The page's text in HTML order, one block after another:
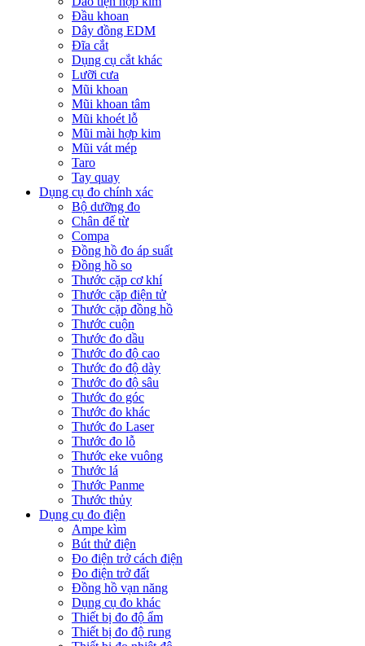
Đầu khoan
Dây đồng EDM
Đĩa cắt
Dụng cụ cắt khác
Lưỡi cưa
Mũi khoan
Mũi khoan tâm
Mũi khoét lỗ
Mũi mài hợp kim
Mũi vát mép
Taro
Tay quay
Dụng cụ đo chính xác
Bộ dưỡng đo
Chân đế từ
Compa
Đồng hồ đo áp suất
Đồng hồ so
Thước cặp cơ khí
Thước cặp điện tử
Thước cặp đồng hồ
Thước cuộn
Thước đo dầu
Thước đo độ cao
Thước đo độ dày
Thước đo độ sâu
Thước đo góc
Thước đo khác
Thước đo Laser
Thước đo lỗ
Thước eke vuông
Thước lá
Thước Panme
Thước thủy
Dụng cụ đo điện
Ampe kìm
Bút thử điện
Đo điện trở cách điện
Đo điện trở đất
Đồng hồ vạn năng
Dụng cụ đo khác
Thiết bị đo độ ẩm
Thiết bị đo độ rung